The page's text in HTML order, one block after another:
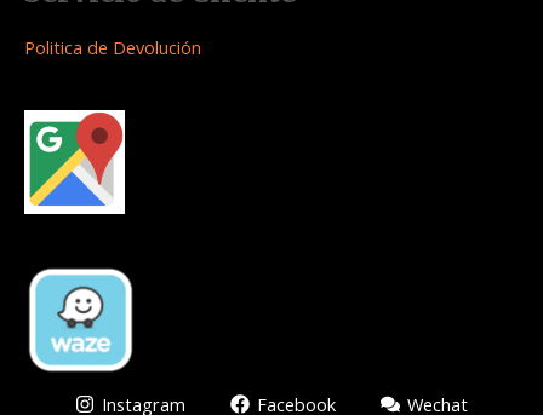
Politica de Devolución
Instagram Facebook Wechat